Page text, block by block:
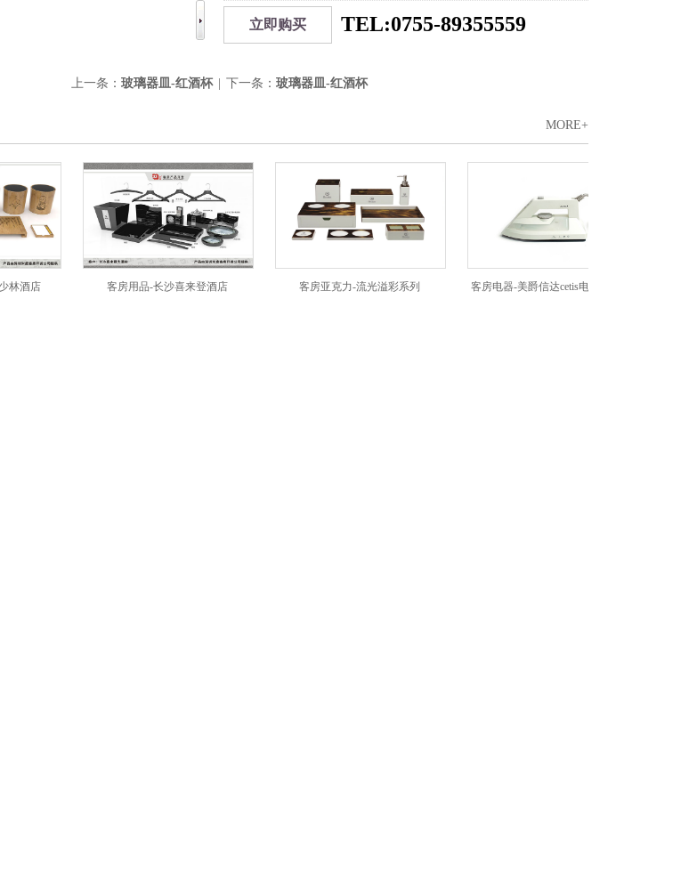
立即购买 TEL:0755-89355559
上一条： 玻璃器皿-红酒杯 下一条： 玻璃器皿-红酒杯
MORE+
店 客房用品-长沙喜来登酒店 客房亚克力-流光溢彩系列 客房电器-美爵信达cetis电熨斗I-100